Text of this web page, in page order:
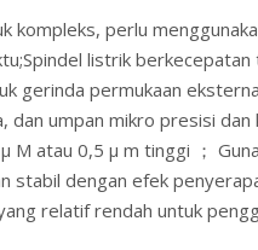
kompleks, perlu
listrik berkecepatan
gerinda permukaan
umpan mikro presisi dan
M atau 0,5 μ m tinggi ；
stabil dengan efek
relatif rendah untuk